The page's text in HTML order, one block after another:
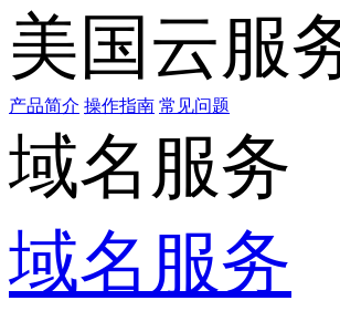
美国云服
产品简介 操作指南 常见问题
域名服务
域名服务